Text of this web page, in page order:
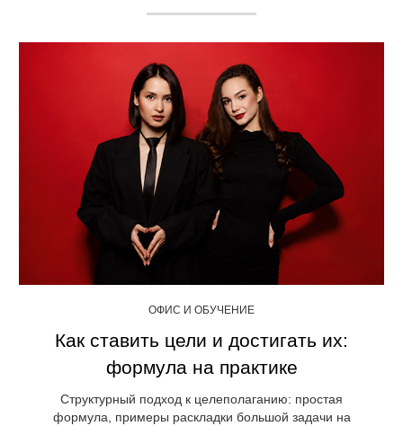
ОФИС И ОБУЧЕНИЕ
Как ставить цели и достигать их:
формула на практике
Структурный подход к целеполаганию: простая
формула, примеры раскладки большой задачи на